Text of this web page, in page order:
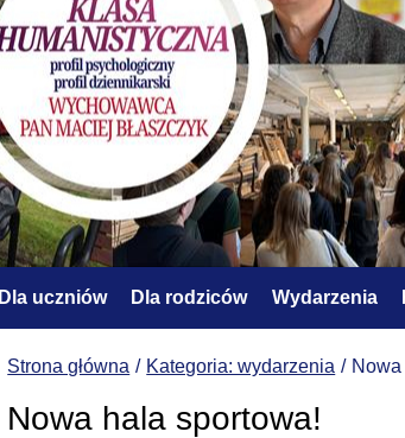
Dla uczniów Dla rodziców Wydarzenia
Strona główna Kategoria: wydarzenia
Nowa hala sportowa!